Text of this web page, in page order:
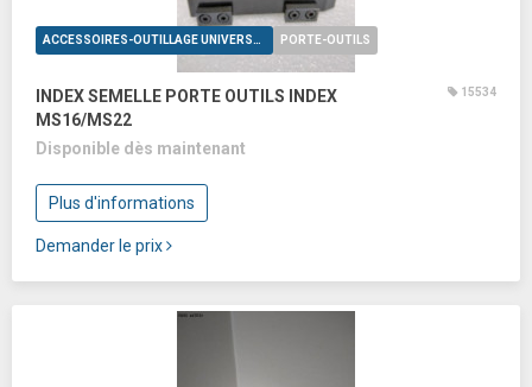
ACCESSOIRES-OUTILLAGE UNIVERSELS PORTE-OUTILS
INDEX SEMELLE PORTE OUTILS INDEX
MS16/MS22
15534
Disponible dès maintenant
Plus d'informations
Demander le prix